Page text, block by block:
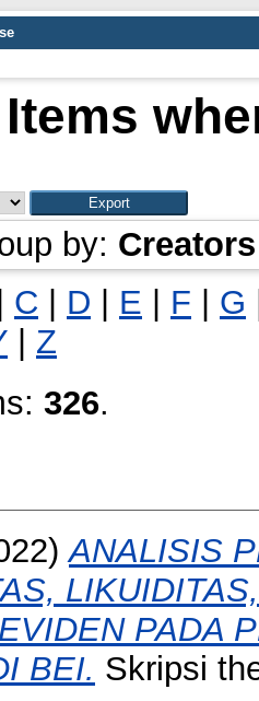
Items
by: Creators
C D E F G
Z
326.
ANALISIS
PADA
BEI. Skripsi